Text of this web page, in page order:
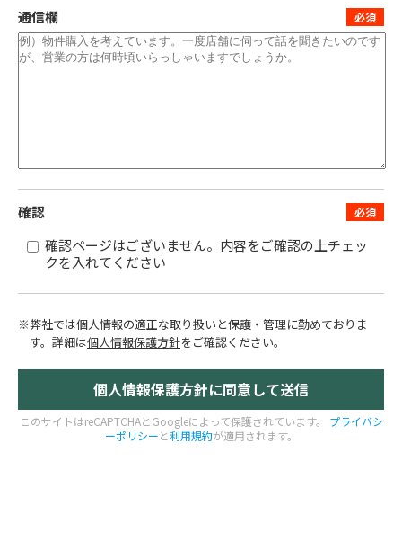
通信欄
確認
確認ページはございません。内容をご確認の上チェッ
クを入れてください
※弊社では個人情報の適正な取り扱いと保護・管理に勤めておりま
す。 詳細は個人情報保護方針をご確認ください。
このサイトはreCAPTCHAとGoogleによって保護されています。
プライバシ
ーポリシーと利用規約が適用されます。